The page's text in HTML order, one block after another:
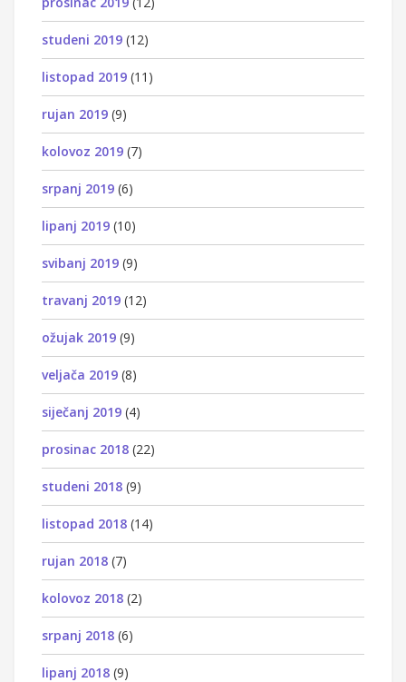
studeni 2019 (12)
listopad 2019 (11)
rujan 2019 (9)
kolovoz 2019 (7)
srpanj 2019 (6)
lipanj 2019 (10)
svibanj 2019 (9)
travanj 2019 (12)
ožujak 2019 (9)
veljača 2019 (8)
siječanj 2019 (4)
prosinac 2018 (22)
studeni 2018 (9)
listopad 2018 (14)
rujan 2018 (7)
kolovoz 2018 (2)
srpanj 2018 (6)
lipanj 2018 (9)